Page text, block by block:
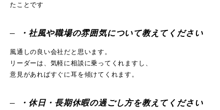
たことです
・社風や職場の雰囲気について教えてください
風通しの良い会社だと思います。
リーダーは、気軽に相談に乗ってくれますし、
意見があればすぐに耳を傾けてくれます。
・休日・長期休暇の過ごし方を教えてください